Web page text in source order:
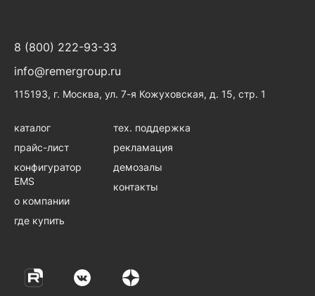
8 (800) 222-93-33
info@remergroup.ru
115193, г. Москва, ул. 7-я Кожуховская, д. 15, стр. 1
каталог
прайс-лист
конфигуратор
EMS
о компании
где купить
тех. поддержка
рекламация
демозалы
контакты